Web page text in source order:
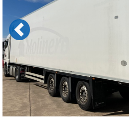
Previous